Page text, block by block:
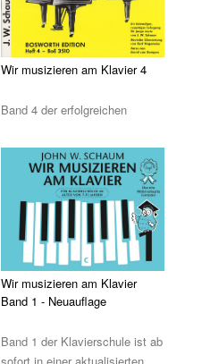
Wir musizieren am Klavier 4
Band 4 der erfolgreichen
John Wesley Sch ...
Wir musizieren am Klavier
Band 1 - Neuauflage
Band 1 der Klavierschule ist ab